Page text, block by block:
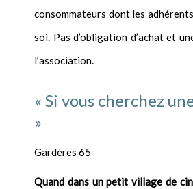
consommateurs dont les
soi. Pas d’obligation d’achat et
l’association.
« Si vous cherchez
»
Gardères 65
Quand dans un petit village de